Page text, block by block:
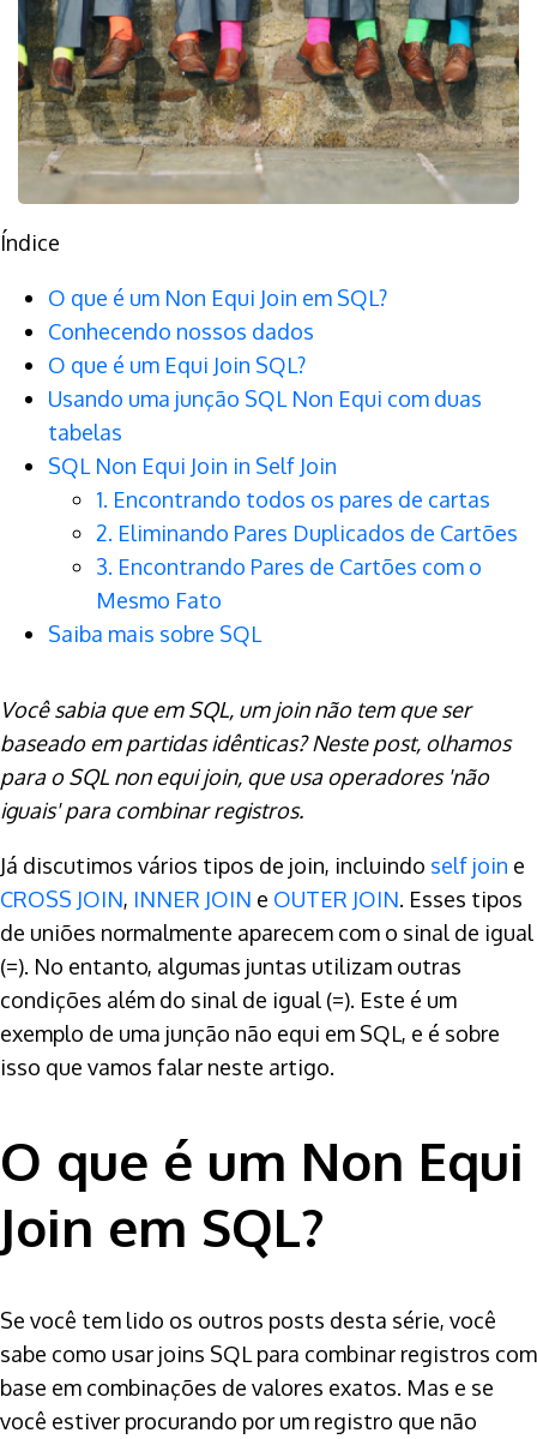
Índice
O que é um Non Equi Join em SQL?
Conhecendo nossos dados
O que é um Equi Join SQL?
Usando uma junção SQL Non Equi com duas
tabelas
SQL Non Equi Join in Self Join
1. Encontrando todos os pares de cartas
2. Eliminando Pares Duplicados de Cartões
3. Encontrando Pares de Cartões com o
Mesmo Fato
Saiba mais sobre SQL
Você sabia que em SQL, um join não tem que ser
baseado em partidas idênticas? Neste post, olhamos
para o SQL non equi join, que usa operadores 'não
iguais' para combinar registros.
Já discutimos vários tipos de join, incluindo self join e
CROSS JOIN, INNER JOIN e OUTER JOIN. Esses tipos
de uniões normalmente aparecem com o sinal de igual
(=). No entanto, algumas juntas utilizam outras
condições além do sinal de igual (=). Este é um
exemplo de uma junção não equi em SQL, e é sobre
isso que vamos falar neste artigo.
O que é um Non Equi
Join em SQL?
Se você tem lido os outros posts desta série, você
sabe como usar joins SQL para combinar registros com
base em combinações de valores exatos. Mas e se
você estiver procurando por um registro que não